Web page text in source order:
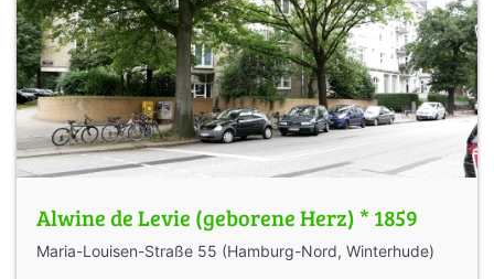
Alwine de Levie (geborene Herz) * 1859
Maria-Louisen-Straße 55 (Hamburg-Nord, Winterhude)